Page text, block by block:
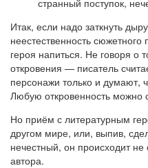
Итак, если надо заткнуть
неестественность сюжетного
героя напиться. Не говоря о
откровения — писатель
персонажи только и думают,
Любую откровенность можно
Но приём с литературным
другом мире, или, выпив,
нечестный, он происходит
автора.